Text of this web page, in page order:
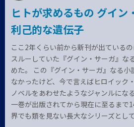
ヒトが求めるもの グイン
利己的な遺伝子
ここ2年くらい前から新刊が出ている
スルーしていた『グイン・サーガ』な
めた。 この『グイン・サーガ』なる小
なかったけど、今で言えばヒロイック
ノベルをあわせたようなジャンルにな
一巻が出版されてから現在に至るまで
界でも類を見ない長大なシリーズとし